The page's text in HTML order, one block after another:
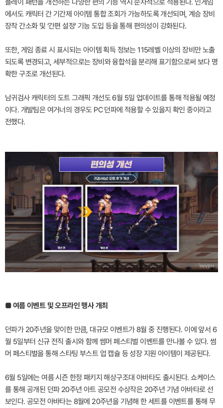
에서도 캐릭터 간 기간제 아이템 통합 조회가 가능하도록 개선되며, 계승 장비
장착 간소화 및 ‘간편 설정’ 기능 도입 등을 통해 편의성이 강화된다.
또한, 게임 종료 시 표시되는 아이템 획득 정보는 115레벨 이상의 장비만 노출
되도록 변경되고, 세부적으로는 장비와 융합석을 분리해 표기함으로써 보다 명
확한 구조로 개선된다.
남귀검사 캐릭터의 도트 그래픽 개선도 6월 5일 업데이트를 통해 적용될 예정
이다. 개발팀은 여거너의 경우도 PC 던파에 적용할 수 있을지 확인 중이라고
전했다.
■ 여름 이벤트 및 오프라인 행사 개최
던파가 20주년을 맞이한 만큼, 대규모 이벤트가 8월 중 진행된다. 이에 앞서 6
월 5일부터 신규 전직 출시와 함께 썸머 페스티벌 이벤트를 만나볼 수 있다. 썸
머 페스티벌을 통해 스타팅 부스트 업 캡슐 등 성장 지원 아이템이 제공된다.
6월 5일에는 여름 시즌 한정 패키지 해상구조대 아바타도 출시된다. 쇼케이스
를 통해 공개된 던파 20주년 아트 공모전 수상작은 20주년 기념 아바타로 선
보인다. 공모전 아바타는 8월에 20주년을 기념해 한 세트를 이벤트를 통해 무